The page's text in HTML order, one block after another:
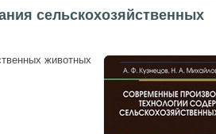
сельскохозяйственных
животных